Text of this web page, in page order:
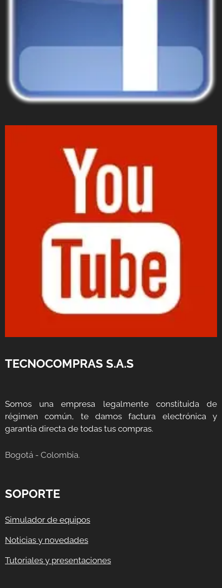
TECNOCOMPRAS S.A.S
Somos una empresa legalmente constituida de
régimen común, te damos factura electrónica y
garantía directa de todas tus compras.
Bogotá - Colombia.
SOPORTE
Simulador de equipos
Noticias y novedades
Tutoriales y presentaciones